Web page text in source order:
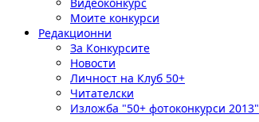
Моите конкурси
Редакционни
За Конкурсите
Новости
Личност на Клуб 50+
Читателски
Изложба "50+ фотоконкурси 2013"